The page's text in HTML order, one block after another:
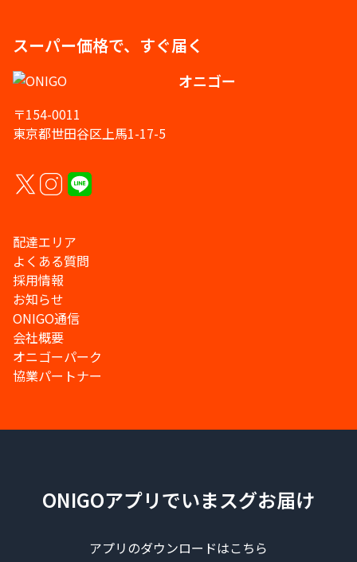
スーパー価格で、すぐ届く
オニゴー
〒154-0011
東京都世田谷区上馬1-17-5
配達エリア
よくある質問
採用情報
お知らせ
ONIGO通信
会社概要
オニゴーパーク
協業パートナー
ONIGOアプリでいまスグお届け
アプリのダウンロードはこちら